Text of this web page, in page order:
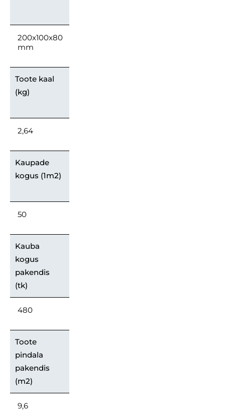
200x100x80
mm
Toote kaal
(kg)
2,64
Kaupade
kogus (1m2)
50
Kauba
kogus
pakendis
(tk)
480
Toote
pindala
pakendis
(m2)
9,6